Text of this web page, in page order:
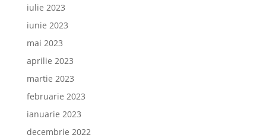
iulie 2023
iunie 2023
mai 2023
aprilie 2023
martie 2023
februarie 2023
ianuarie 2023
decembrie 2022